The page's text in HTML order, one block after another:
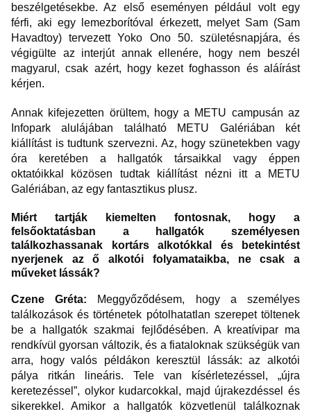
beszélgetésekbe. Az első eseményen például volt egy
férfi, aki egy lemezborítóval érkezett, melyet Sam (Sam
Havadtoy) tervezett Yoko Ono 50. születésnapjára, és
végigülte az interjút annak ellenére, hogy nem beszél
magyarul, csak azért, hogy kezet foghasson és aláírást
kérjen.
Annak kifejezetten örültem, hogy a METU campusán az
Infopark alulájában található METU Galériában két
kiállítást is tudtunk szervezni. Az, hogy szünetekben vagy
óra keretében a hallgatók társaikkal vagy éppen
oktatóikkal közösen tudtak kiállítást nézni itt a METU
Galériában, az egy fantasztikus plusz.
Miért tartják kiemelten fontosnak, hogy a
felsőoktatásban a hallgatók személyesen
találkozhassanak kortárs alkotókkal és betekintést
nyerjenek az ő alkotói folyamataikba, ne csak a
műveket lássák?
Czene Gréta: Meggyőződésem, hogy a személyes
találkozások és történetek pótolhatatlan szerepet töltenek
be a hallgatók szakmai fejlődésében. A kreatívipar ma
rendkívül gyorsan változik, és a fiataloknak szükségük van
arra, hogy valós példákon keresztül lássák: az alkotói
pálya ritkán lineáris. Tele van kísérletezéssel, „újra
keretezéssel”, olykor kudarcokkal, majd újrakezdéssel és
sikerekkel. Amikor a hallgatók közvetlenül találkoznak